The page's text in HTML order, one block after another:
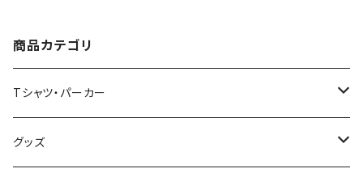
ー
商品カテゴリ
Tシャツ・パーカー
半袖Tシャツ
グッズ